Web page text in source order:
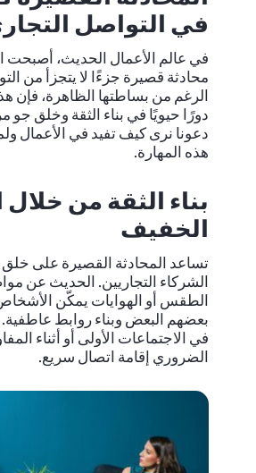
في التواصل
في عالم الأعمال الحديث، أصبحت
محادثة قصيرة جزءًا لا يتجزأ من
الرغم من بساطتها الظاهرة، فإن
دورًا حيويًا في بناء الثقة وخلق جو
دعونا نرى كيف تفيد في الأعمال
هذه المهارة.
بناء الثقة من
الخفيف
تساعد المحادثة القصيرة على خلق
الشركاء التجاريين. الحديث عن
الطقس أو الهوايات يمكّن
بعضهم البعض وبناء روابط
في الاجتماعات الأولى أو أثناء
الضروري إقامة اتصال سريع.